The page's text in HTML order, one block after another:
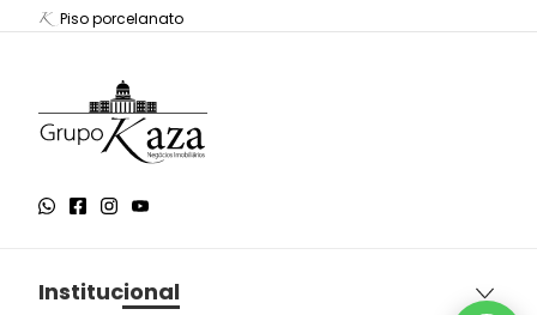
Piso porcelanato
Institucional